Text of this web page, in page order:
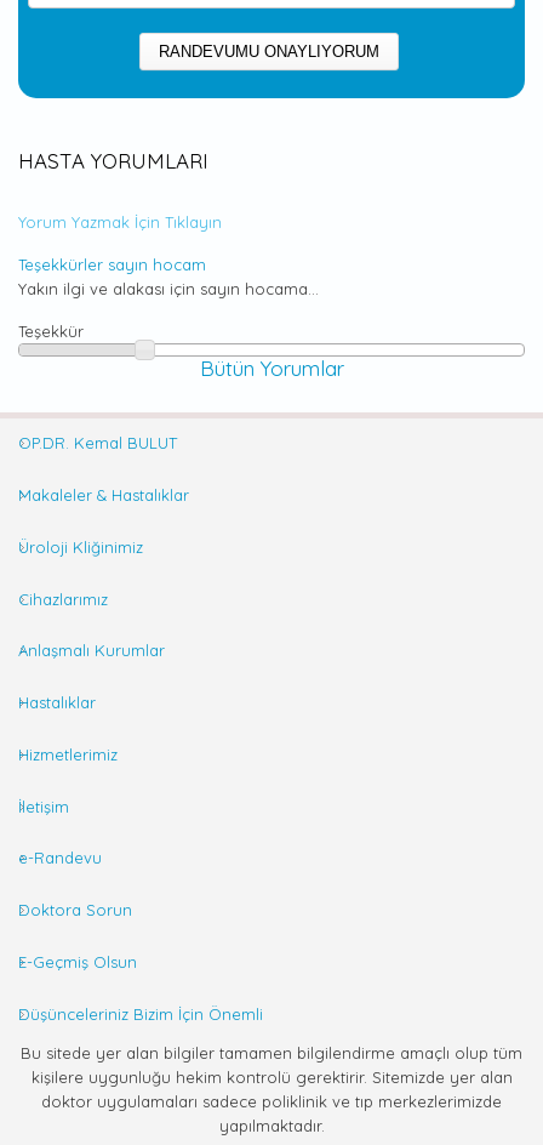
HASTA YORUMLARI
Yorum Yazmak İçin Tıklayın
Teşekkürler sayın hocam
Yakın ilgi ve alakası için sayın hocama...
Teşekkür
Bütün Yorumlar
OP.DR. Kemal BULUT
Makaleler & Hastalıklar
Üroloji Kliğinimiz
Cihazlarımız
Anlaşmalı Kurumlar
Hastalıklar
Hizmetlerimiz
İletişim
e-Randevu
Doktora Sorun
E-Geçmiş Olsun
Düşünceleriniz Bizim İçin Önemli
Bu sitede yer alan bilgiler tamamen bilgilendirme amaçlı olup tüm
kişilere uygunluğu hekim kontrolü gerektirir. Sitemizde yer alan
doktor uygulamaları sadece poliklinik ve tıp merkezlerimizde
yapılmaktadır.